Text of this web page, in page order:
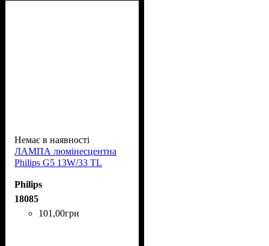
Немає в наявності
ЛАМПА люмінесцентна
Phіlіps G5 13W/33 TL
Philips
18085
101 ,00грн